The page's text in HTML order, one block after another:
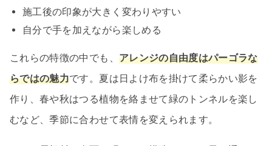
施工後の印象が大きく変わりやすい
自分で手を加えながら楽しめる
これらの特徴の中でも、 アレンジの自由度はパーゴラな
らではの魅力です。夏は日よけ布を掛けて柔らかい影を
作り、春や秋はつる植物を絡ませて緑のトンネルを楽し
むなど、季節に合わせて表情を変えられます。